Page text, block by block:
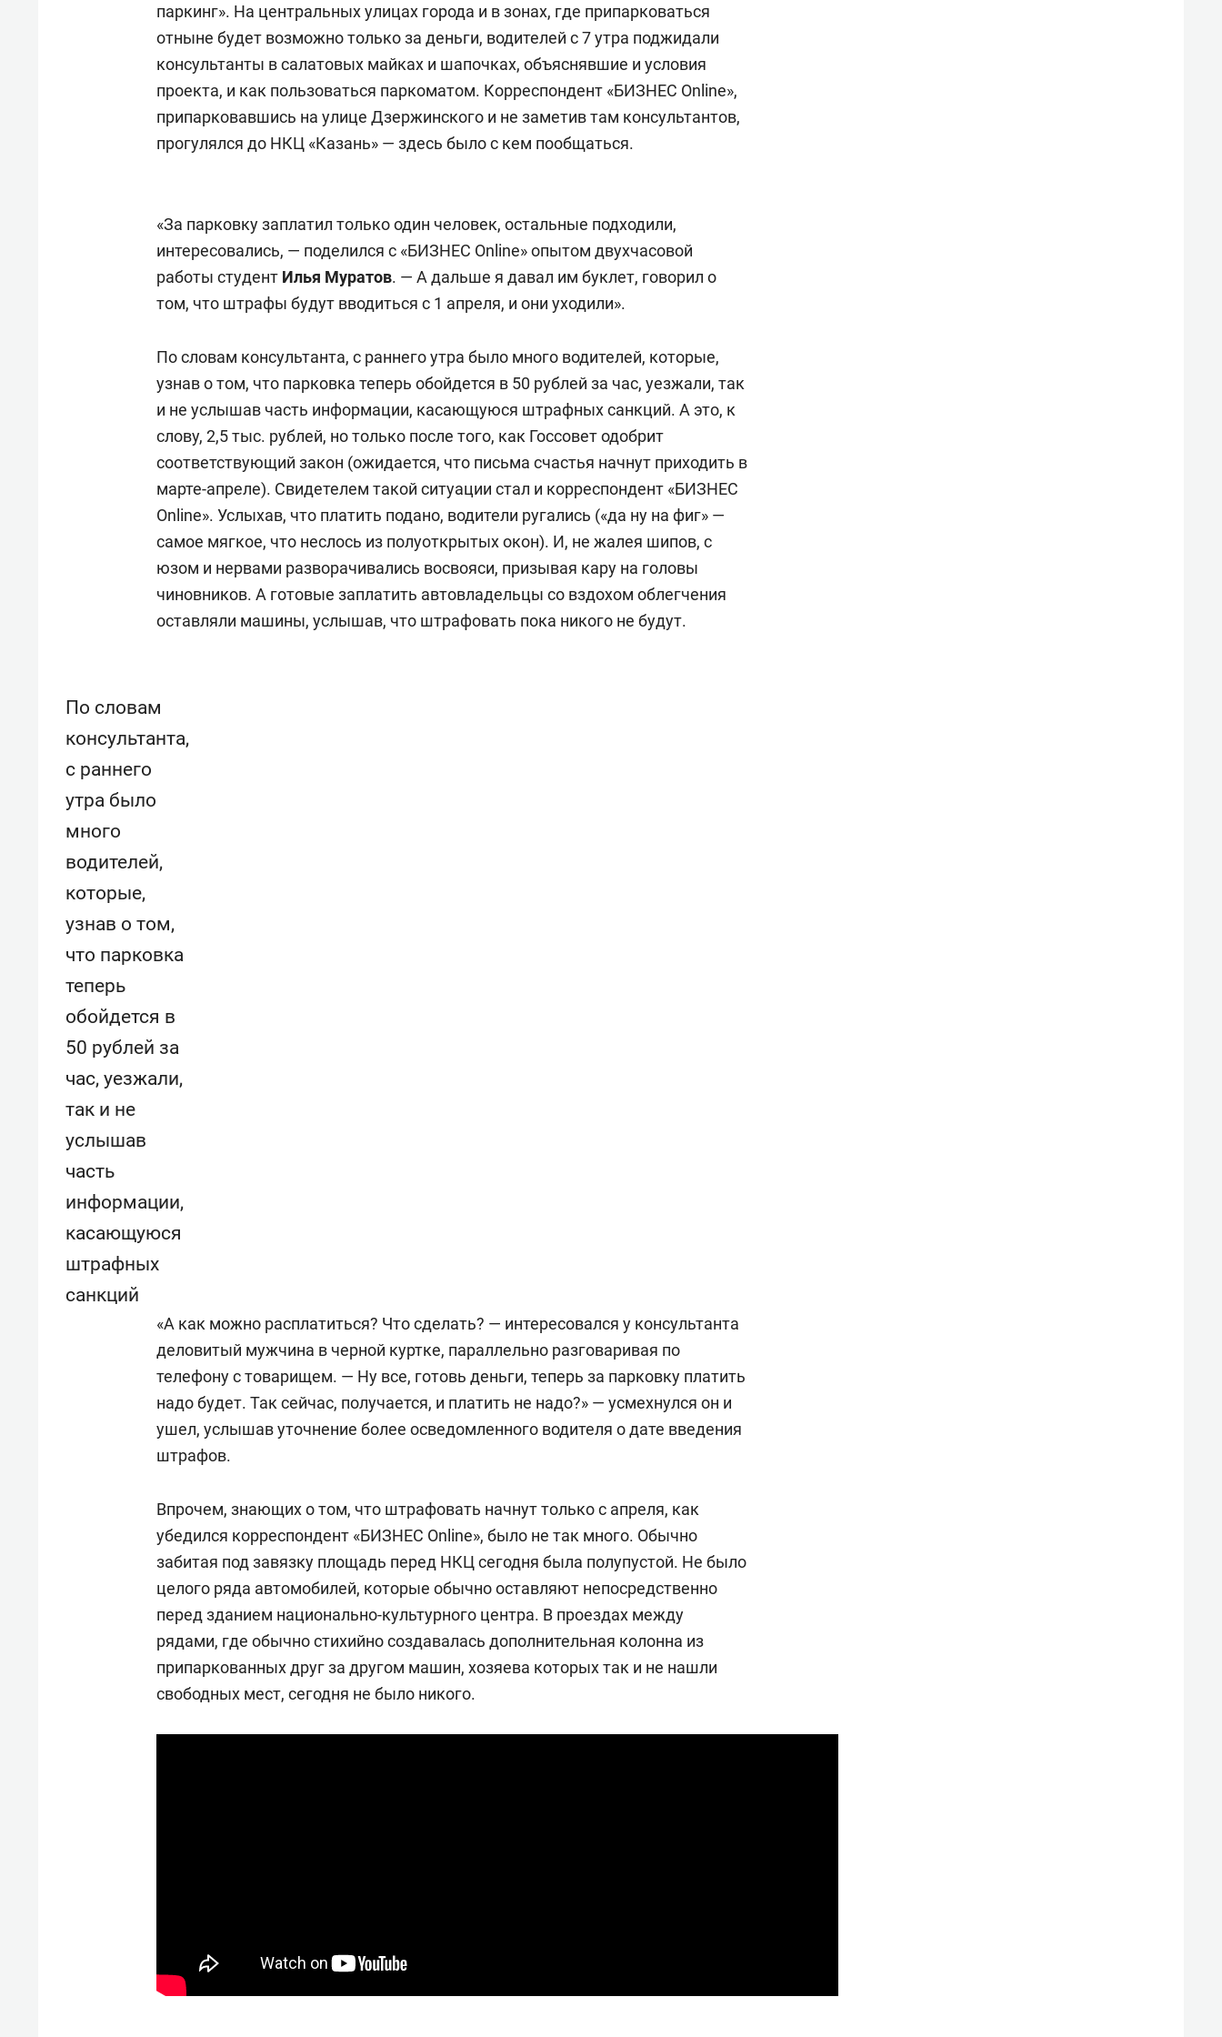
паркинг». На центральных улицах города и в зонах, где припарковаться
отныне будет возможно только за деньги, водителей с 7 утра поджидали
консультанты в салатовых майках и шапочках, объяснявшие и условия
проекта, и как пользоваться паркоматом. Корреспондент «БИЗНЕС Online»,
припарковавшись на улице Дзержинского и не заметив там консультантов,
прогулялся до НКЦ «Казань» — здесь было с кем пообщаться.
«За парковку заплатил только один человек, остальные подходили,
интересовались, — поделился с «БИЗНЕС Online» опытом двухчасовой
работы студент Илья Муратов. — А дальше я давал им буклет, говорил о
том, что штрафы будут вводиться с 1 апреля, и они уходили».
По словам консультанта, с раннего утра было много водителей, которые,
узнав о том, что парковка теперь обойдется в 50 рублей за час, уезжали, так
и не услышав часть информации, касающуюся штрафных санкций. А это, к
слову, 2,5 тыс. рублей, но только после того, как Госсовет одобрит
соответствующий закон (ожидается, что письма счастья начнут приходить в
марте-апреле). Свидетелем такой ситуации стал и корреспондент «БИЗНЕС
Online». Услыхав, что платить подано, водители ругались («да ну на фиг» —
самое мягкое, что неслось из полуоткрытых окон). И, не жалея шипов, с
юзом и нервами разворачивались восвояси, призывая кару на головы
чиновников. А готовые заплатить автовладельцы со вздохом облегчения
оставляли машины, услышав, что штрафовать пока никого не будут.
По словам
консультанта,
с раннего
утра было
много
водителей,
которые,
узнав о том,
что парковка
теперь
обойдется в
50 рублей за
час, уезжали,
так и не
услышав
часть
информации,
касающуюся
штрафных
санкций
«А как можно расплатиться? Что сделать? — интересовался у консультанта
деловитый мужчина в черной куртке, параллельно разговаривая по
телефону с товарищем. — Ну все, готовь деньги, теперь за парковку платить
надо будет. Так сейчас, получается, и платить не надо?» — усмехнулся он и
ушел, услышав уточнение более осведомленного водителя о дате введения
штрафов.
Впрочем, знающих о том, что штрафовать начнут только с апреля, как
убедился корреспондент «БИЗНЕС Online», было не так много. Обычно
забитая под завязку площадь перед НКЦ сегодня была полупустой. Не было
целого ряда автомобилей, которые обычно оставляют непосредственно
перед зданием национально-культурного центра. В проездах между
рядами, где обычно стихийно создавалась дополнительная колонна из
припаркованных друг за другом машин, хозяева которых так и не нашли
свободных мест, сегодня не было никого.